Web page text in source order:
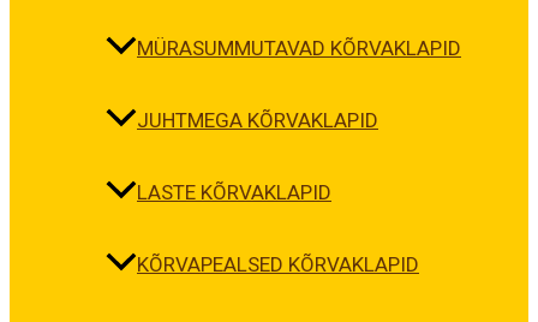
MÜRASUMMUTAVAD KÕRVAKLAPID
JUHTMEGA KÕRVAKLAPID
LASTE KÕRVAKLAPID
KÕRVAPEALSED KÕRVAKLAPID